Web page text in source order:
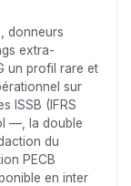
donneurs
extra-
un profil rare et
sur
ISSB (IFRS
—, la double
du
PECB
en inter